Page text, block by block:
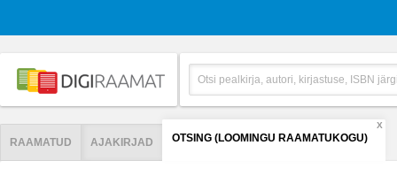
RAAMATUD AJAKIRJAD OTSING (LOOMINGU RAAMATUKOGU)
X